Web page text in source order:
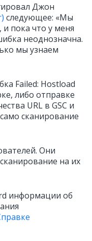
Джон
следующее: «Мы
пока что у меня
неоднозначна.
мы узнаем
Failed: Hostload
либо отправке
URL в GSC и
сканирование
Они
на их
информации об